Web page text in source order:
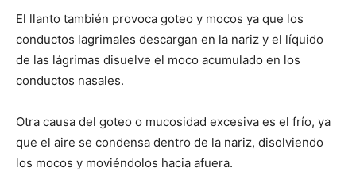
El llanto también provoca goteo y mocos ya que los
conductos lagrimales descargan en la nariz y el líquido
de las lágrimas disuelve el moco acumulado en los
conductos nasales.
Otra causa del goteo o mucosidad excesiva es el frío, ya
que el aire se condensa dentro de la nariz, disolviendo
los mocos y moviéndolos hacia afuera.